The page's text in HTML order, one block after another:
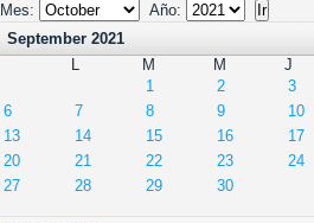
Mes:
Año:
September 2021
L
M M J
1
2 3
6
7 8 9 10
13
14 15 16 17
20
21 22 23 24
27
28 29 30